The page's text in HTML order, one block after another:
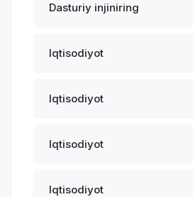
Dasturiy injiniring
Iqtisodiyot
Iqtisodiyot
Iqtisodiyot
Iqtisodiyot